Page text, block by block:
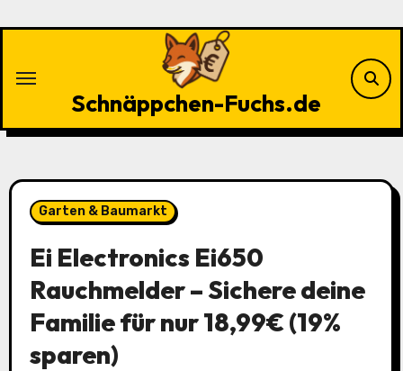
Schnäppchen-Fuchs.de
Garten & Baumarkt
Ei Electronics Ei650
Rauchmelder – Sichere deine
Familie für nur 18,99€ (19%
sparen)